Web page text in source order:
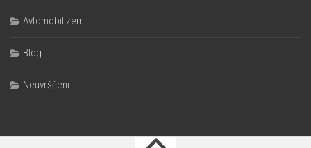
Avtomobilizem
Blog
Neuvrščeni